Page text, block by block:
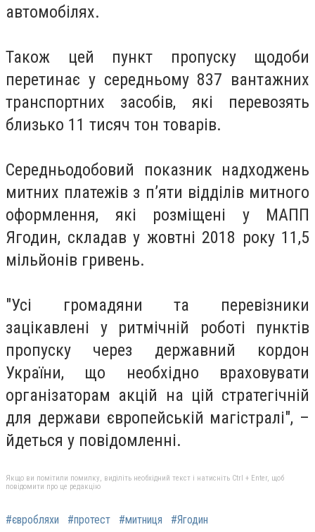
автомобілях.
Також цей пункт пропуску щодоби
перетинає у середньому 837 вантажних
транспортних засобів, які перевозять
близько 11 тисяч тон товарів.
Середньодобовий показник надходжень
митних платежів з п’яти відділів митного
оформлення, які розміщені у МАПП
Ягодин, складав у жовтні 2018 року 11,5
мільйонів гривень.
"Усі громадяни та перевізники
зацікавлені у ритмічній роботі пунктів
пропуску через державний кордон
України, що необхідно враховувати
організаторам акцій на цій стратегічній
для держави європейській магістралі", –
йдеться у повідомленні.
Якщо ви помітили помилку, виділіть необхідний текст і натисніть Ctrl + Enter, щоб
повідомити про це редакцію
#євробляхи #протест #митниця #Ягодин